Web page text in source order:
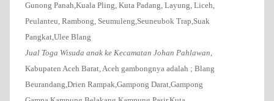
Gunong Panah,Kuala Pling, Kuta Padang, Layung, Liceh,
Peulanteu, Rambong, Seumuleng,Seuneubok Trap,Suak
Pangkat,Ulee Blang
Jual Toga Wisuda anak ke Kecamatan Johan Pahlawan,
Kabupaten Aceh Barat, Aceh gambongnya adalah ; Blang
Beurandang,Drien Rampak,Gampong Darat,Gampong